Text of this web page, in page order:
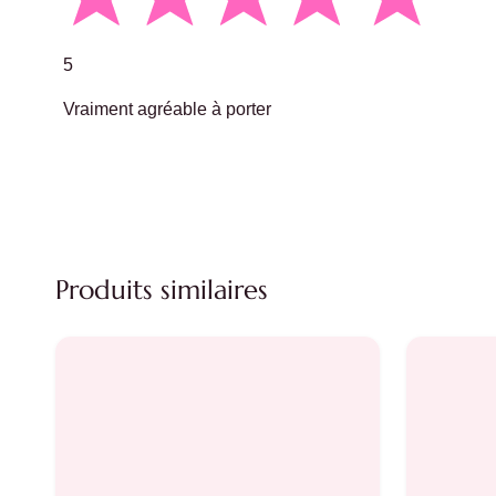
5
Vraiment agréable à porter
Produits similaires